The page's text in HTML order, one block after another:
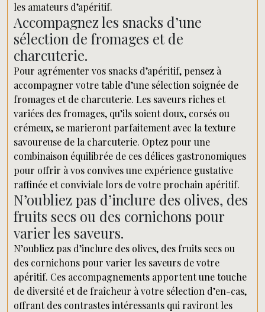
les amateurs d’apéritif.
Accompagnez les snacks d’une
sélection de fromages et de
charcuterie.
Pour agrémenter vos snacks d’apéritif, pensez à
accompagner votre table d’une sélection soignée de
fromages et de charcuterie. Les saveurs riches et
variées des fromages, qu’ils soient doux, corsés ou
crémeux, se marieront parfaitement avec la texture
savoureuse de la charcuterie. Optez pour une
combinaison équilibrée de ces délices gastronomiques
pour offrir à vos convives une expérience gustative
raffinée et conviviale lors de votre prochain apéritif.
N’oubliez pas d’inclure des olives, des
fruits secs ou des cornichons pour
varier les saveurs.
N’oubliez pas d’inclure des olives, des fruits secs ou
des cornichons pour varier les saveurs de votre
apéritif. Ces accompagnements apportent une touche
de diversité et de fraîcheur à votre sélection d’en-cas,
offrant des contrastes intéressants qui raviront les